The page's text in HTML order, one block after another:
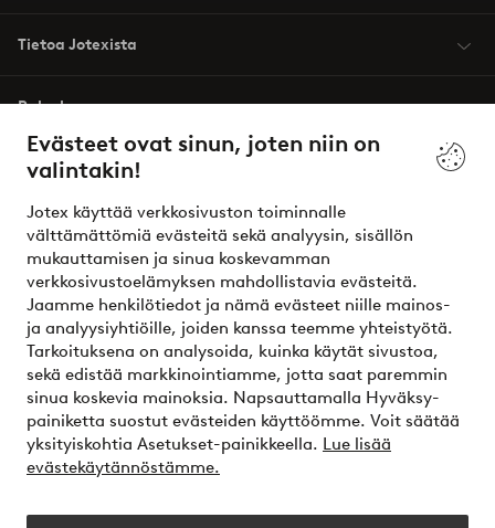
Evästeet ovat sinun, joten niin on
valintakin!
Jotex käyttää verkkosivuston toiminnalle
välttämättömiä evästeitä sekä analyysin, sisällön
mukauttamisen ja sinua koskevamman
verkkosivustoelämyksen mahdollistavia evästeitä.
Jaamme henkilötiedot ja nämä evästeet niille mainos-
ja analyysiyhtiöille, joiden kanssa teemme yhteistyötä.
Tarkoituksena on analysoida, kuinka käytät sivustoa,
sekä edistää markkinointiamme, jotta saat paremmin
sinua koskevia mainoksia. Napsauttamalla Hyväksy-
painiketta suostut evästeiden käyttöömme. Voit säätää
yksityiskohtia Asetukset-painikkeella. Lue lisää
evästekäytännöstämme.
Tietoa Jotexista
Palvelumme
Ehdot
Ystävät
Turvalliset maksut – maksa nyt tai erissä
Haluatko tietää lisää maksuvaihtoehdoistamme?
elpy